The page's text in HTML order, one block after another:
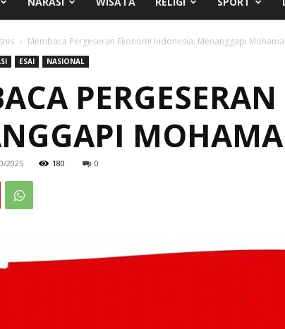
Membaca Pergeseran Ekonomi Indonesia: Menanggapi
ESAI NASIONAL
2025 180 0